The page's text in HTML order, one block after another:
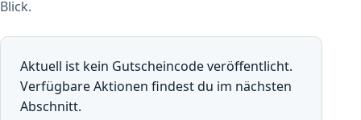
Blick.
Aktuell ist kein Gutscheincode veröffentlicht.
Verfügbare Aktionen findest du im nächsten
Abschnitt.